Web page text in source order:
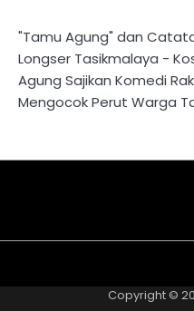
"Tamu Agung" dan
Longser Tasikmalaya -
Agung Sajikan Komedi
Mengocok Perut Warga
Copyright ©